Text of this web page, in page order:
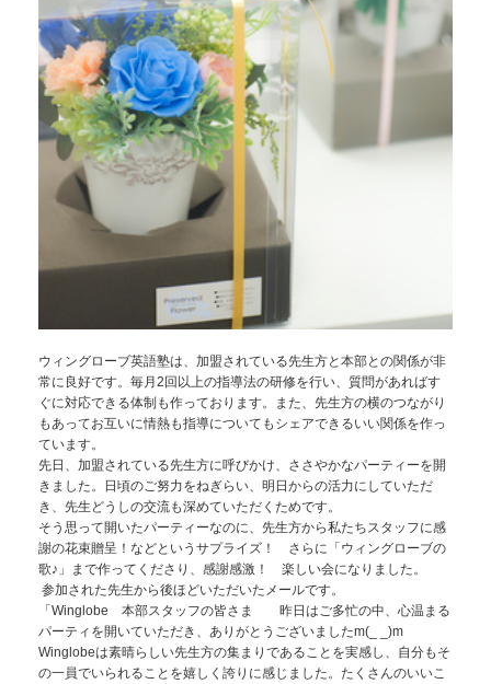
ウィングローブ英語塾は、加盟されている先生方と本部との関係が非
常に良好です。毎月2回以上の指導法の研修を行い、質問があればす
ぐに対応できる体制も作っております。また、先生方の横のつながり
もあってお互いに情熱も指導についてもシェアできるいい関係を作っ
ています。
先日、加盟されている先生方に呼びかけ、ささやかなパーティーを開
きました。日頃のご努力をねぎらい、明日からの活力にしていただ
き、先生どうしの交流も深めていただくためです。
そう思って開いたパーティーなのに、先生方から私たちスタッフに感
謝の花束贈呈！などというサプライズ！ さらに「ウィングローブの
歌♪」まで作ってくださり、感謝感激！ 楽しい会になりました。
参加された先生から後ほどいただいたメールです。
「Winglobe 本部スタッフの皆さま 昨日はご多忙の中、心温まる
パーティを開いていただき、ありがとうございましたm(_ _)m
Winglobeは素晴らしい先生方の集まりであることを実感し、自分もそ
の一員でいられることを嬉しく誇りに感じました。たくさんのいいこ